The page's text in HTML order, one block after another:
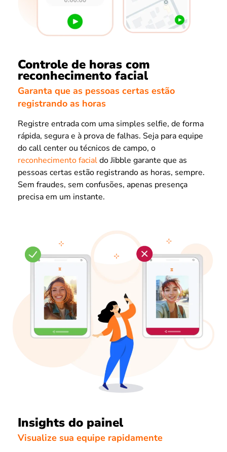
Controle de horas com
reconhecimento facial
Garanta que as pessoas certas estão
registrando as horas
Registre entrada com uma simples selfie, de forma
rápida, segura e à prova de falhas. Seja para equipe
do call center ou técnicos de campo, o
reconhecimento facialdo Jibble garante que as
pessoas certas estão registrando as horas, sempre.
Sem fraudes, sem confusões, apenas presença
precisa em um instante.
Insights do painel
Visualize sua equipe rapidamente